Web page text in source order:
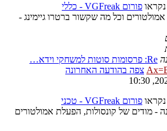
פורום VGFreak - כללי
וכל מה שקשור ברטרו גיימינג -
Re: פרסומות סוטות למשחקי וידא…
צפה בהודעה האחרונה
פורום VGFreak - טכני
- מודים של קונסולות, הפעלת אמולטורים